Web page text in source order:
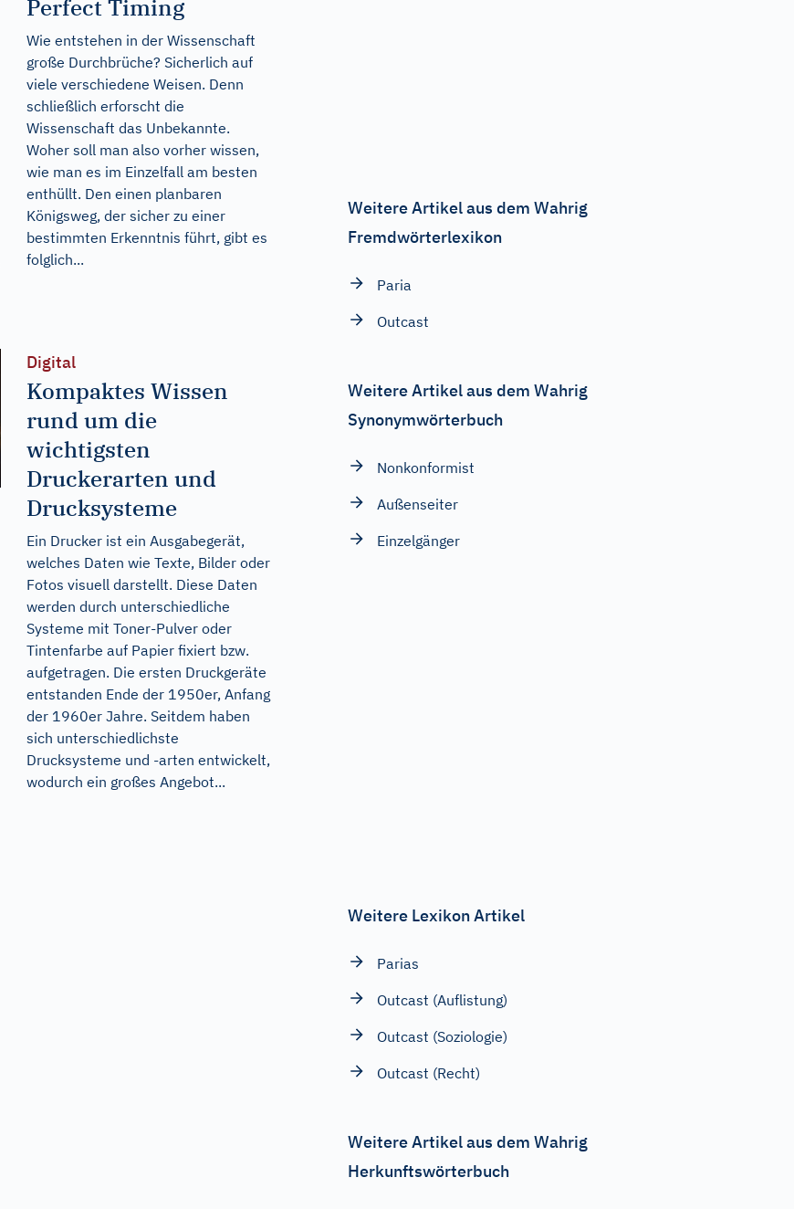
Perfect Timing
Wie entstehen in der Wissenschaft
große Durchbrüche? Sicherlich auf
viele verschiedene Weisen. Denn
schließlich erforscht die
Wissenschaft das Unbekannte.
Woher soll man also vorher wissen,
wie man es im Einzelfall am besten
enthüllt. Den einen planbaren
Königsweg, der sicher zu einer
bestimmten Erkenntnis führt, gibt es
folglich...
Digital
Kompaktes Wissen
rund um die
wichtigsten
Druckerarten und
Drucksysteme
Ein Drucker ist ein Ausgabegerät,
welches Daten wie Texte, Bilder oder
Fotos visuell darstellt. Diese Daten
werden durch unterschiedliche
Systeme mit Toner-Pulver oder
Tintenfarbe auf Papier fixiert bzw.
aufgetragen. Die ersten Druckgeräte
entstanden Ende der 1950er, Anfang
der 1960er Jahre. Seitdem haben
sich unterschiedlichste
Drucksysteme und -arten entwickelt,
wodurch ein großes Angebot...
Weitere Artikel aus dem Wahrig
Fremdwörterlexikon
Paria
Outcast
Weitere Artikel aus dem Wahrig
Synonymwörterbuch
Nonkonformist
Außenseiter
Einzelgänger
Weitere Lexikon Artikel
Parias
Outcast (Auflistung)
Outcast (Soziologie)
Outcast (Recht)
Weitere Artikel aus dem Wahrig
Herkunftswörterbuch